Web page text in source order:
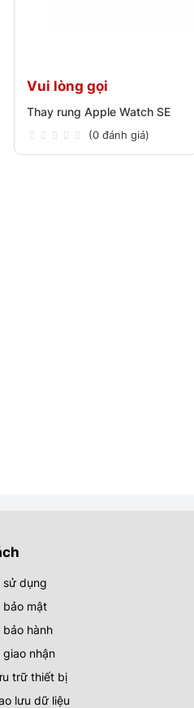
Vui lòng gọi
Thay rung Apple Watch SE
(0 đánh giá)
sử dụng
bảo mật
bảo hành
giao nhận
trữ thiết bị
lưu dữ liệu